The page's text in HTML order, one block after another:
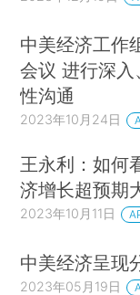
中美经济工作
会议 进行深
性沟通
2023年10月24日
王永利：如何
济增长超预期
2023年10月11日
中美经济呈现
2023年05月19日